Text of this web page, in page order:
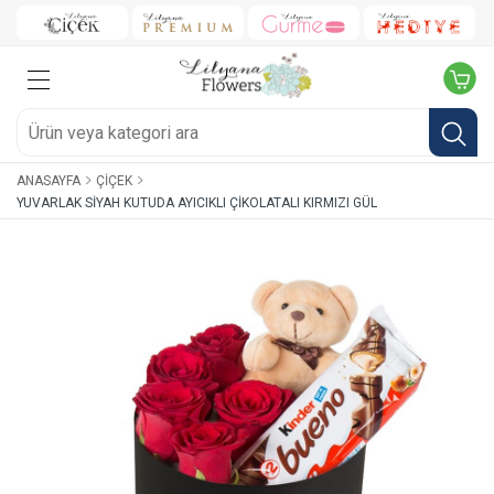
ANASAYFA
ÇIÇEK
YUVARLAK SIYAH KUTUDA AYICIKLI ÇIKOLATALI KIRMIZI GÜL